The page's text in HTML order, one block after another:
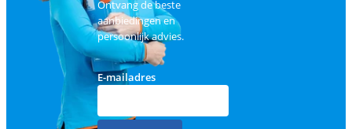
Ontvang de beste
aanbiedingen en
persoonlijk advies.
E-mailadres